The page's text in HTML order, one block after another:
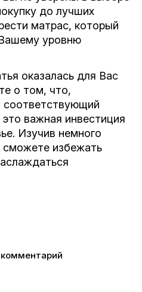
до лучших
матрас, который
уровню
оказалась для Вас
о том, что,
соответствующий
важная инвестиция
Изучив немного
сможете избежать